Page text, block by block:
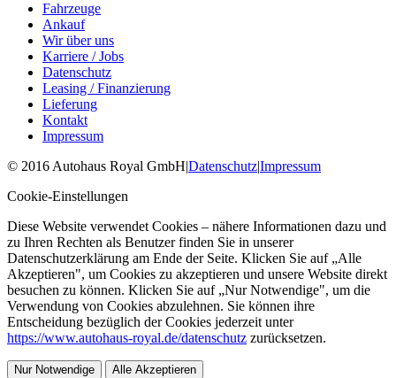
Fahrzeuge
Ankauf
Wir über uns
Karriere / Jobs
Datenschutz
Leasing / Finanzierung
Lieferung
Kontakt
Impressum
© 2016 Autohaus Royal GmbH|Datenschutz|Impressum
Cookie-Einstellungen
Diese Website verwendet Cookies – nähere Informationen dazu und
zu Ihren Rechten als Benutzer finden Sie in unserer
Datenschutzerklärung am Ende der Seite. Klicken Sie auf „Alle
Akzeptieren", um Cookies zu akzeptieren und unsere Website direkt
besuchen zu können. Klicken Sie auf „Nur Notwendige", um die
Verwendung von Cookies abzulehnen. Sie können ihre
Entscheidung bezüglich der Cookies jederzeit unter
https://www.autohaus-royal.de/datenschutz zurücksetzen.
Nur Notwendige Alle Akzeptieren